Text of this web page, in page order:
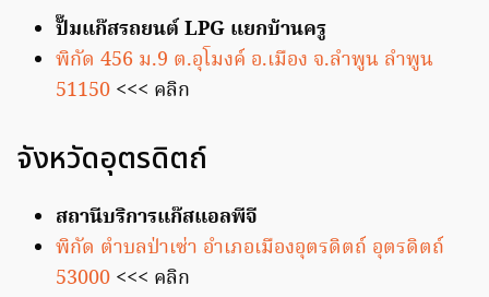
ปั๊มแก๊สรถยนต์ LPG แยกบ้านครู
พิกัด 456 ม.9 ต.อุโมงค์ อ.เมือง จ.ลำพูน ลำพูน
51150 <<< คลิก
จังหวัดอุตรดิตถ์
สถานีบริการแก๊สแอลพีจี
พิกัด ตำบลป่าเซ่า อำเภอเมืองอุตรดิตถ์ อุตรดิตถ์
53000 <<< คลิก